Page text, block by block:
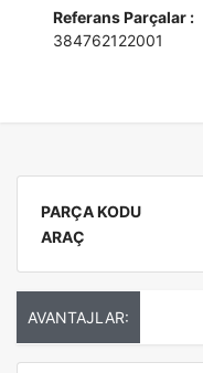
Referans Parçalar :
384762122001
PARÇA KODU
ARAÇ
AVANTAJLAR: